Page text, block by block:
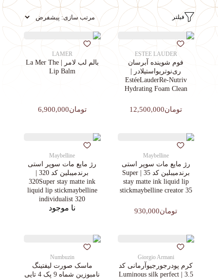
فیلتر
ESTEE LAUDER
فوم شوینده آبرسان
ری‌نوتریواستیلادر |
EstéeLauderRe-Nutriv
Hydrating Foam Clean
تومان12,500,000
LAMER
بالم لب لامر | La Mer The
Lip Balm
تومان6,900,000
Maybelline
رژ مایع مات سوپر استی‌
برندمیبلین کد 35 | Super
stay matte ink liquid lip
stickmaybelline creator 35
تومان930,000
Maybelline
رژ مایع مات سوپر استی‌
برندمیبلین کد 320 |
320Super stay matte ink
liquid lip stickmaybelline
individualist 320
نا موجود
Giorgio Armani
کرم پودرجورجیوآرمانی کد
3.5 | Luminous silk perfect
Numbuzin
ماسک صورت لیفتینگ
نامبوزین شماه 9 پک 4 تایی